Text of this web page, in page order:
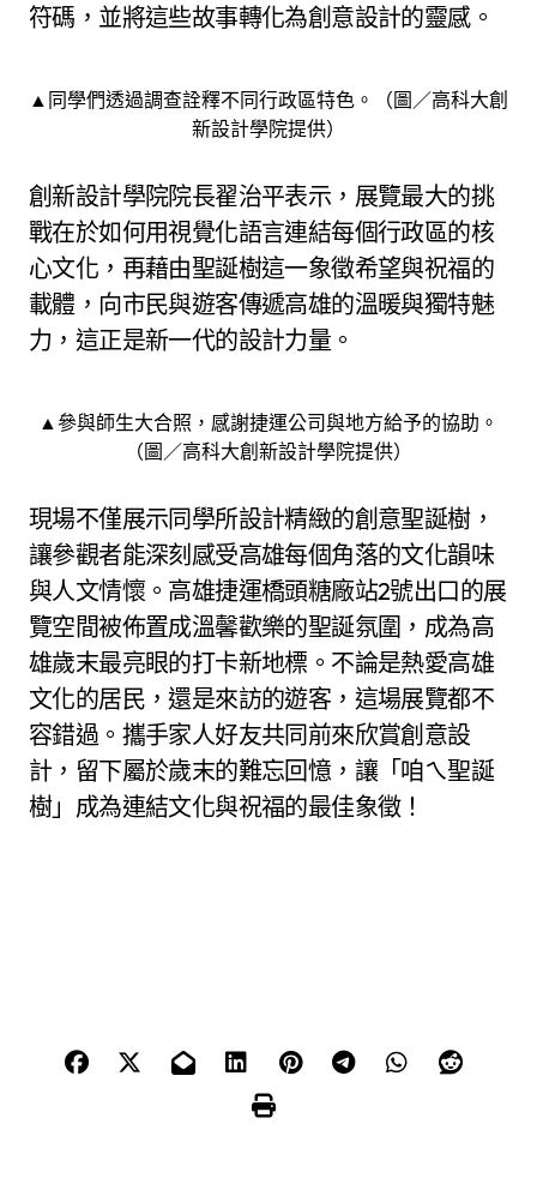
符碼，並將這些故事轉化為創意設計的靈感。
▲同學們透過調查詮釋不同行政區特色。（圖／高科大創
新設計學院提供）
創新設計學院院長翟治平表示，展覽最大的挑
戰在於如何用視覺化語言連結每個行政區的核
心文化，再藉由聖誕樹這一象徵希望與祝福的
載體，向市民與遊客傳遞高雄的溫暖與獨特魅
力，這正是新一代的設計力量。
▲參與師生大合照，感謝捷運公司與地方給予的協助。
（圖／高科大創新設計學院提供）
現場不僅展示同學所設計精緻的創意聖誕樹，
讓參觀者能深刻感受高雄每個角落的文化韻味
與人文情懷。高雄捷運橋頭糖廠站2號出口的展
覽空間被佈置成溫馨歡樂的聖誕氛圍，成為高
雄歲末最亮眼的打卡新地標。不論是熱愛高雄
文化的居民，還是來訪的遊客，這場展覽都不
容錯過。攜手家人好友共同前來欣賞創意設
計，留下屬於歲末的難忘回憶，讓「咱ㄟ聖誕
樹」成為連結文化與祝福的最佳象徵！